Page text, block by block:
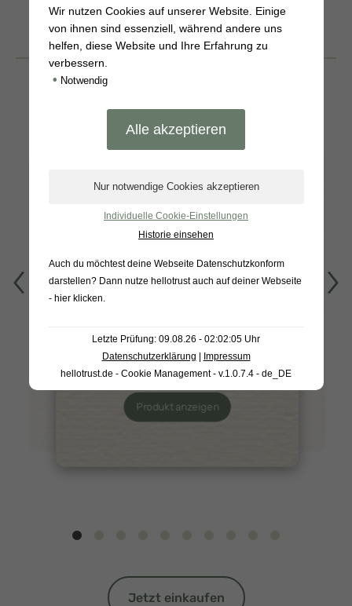
BELIEBTE
Grünkohlpesto 170g
Produkt anzeigen
Jetzt einkaufen
Wir nutzen Cookies auf unserer Website. Einige
von ihnen sind essenziell, während andere uns
helfen, diese Website und Ihre Erfahrung zu
verbessern.
• Notwendig
Individuelle Cookie-Einstellungen
Historie einsehen
Auch du möchtest deine Webseite Datenschutzkonform
darstellen? Dann nutze hellotrust auch auf deiner Webseite
- hier klicken
Letzte Prüfung: 09.08.26 - 02:02:05 Uhr
Datenschutzerklärung | Impressum
hellotrust.de - Cookie Management - v.1.0.7.4 - de_DE